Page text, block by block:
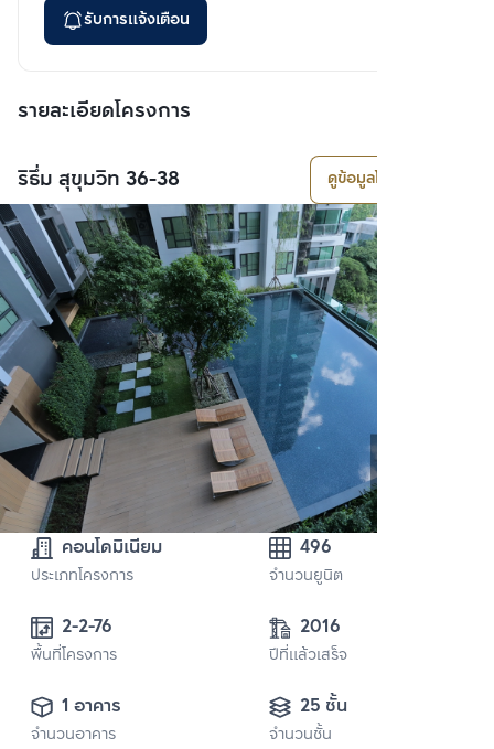
รับการแจ้งเตือน
รายละเอียดโครงการ
ริธึ่ม สุขุมวิท 36-38 ดูข้อมูลโครงการ
คอนโดมิเนียม
ประเภทโครงการ
496
จำนวนยูนิต
2-2-76
พื้นที่โครงการ
2016
ปีที่แล้วเสร็จ
1 อาคาร
จำนวนอาคาร
25 ชั้น
จำนวนชั้น